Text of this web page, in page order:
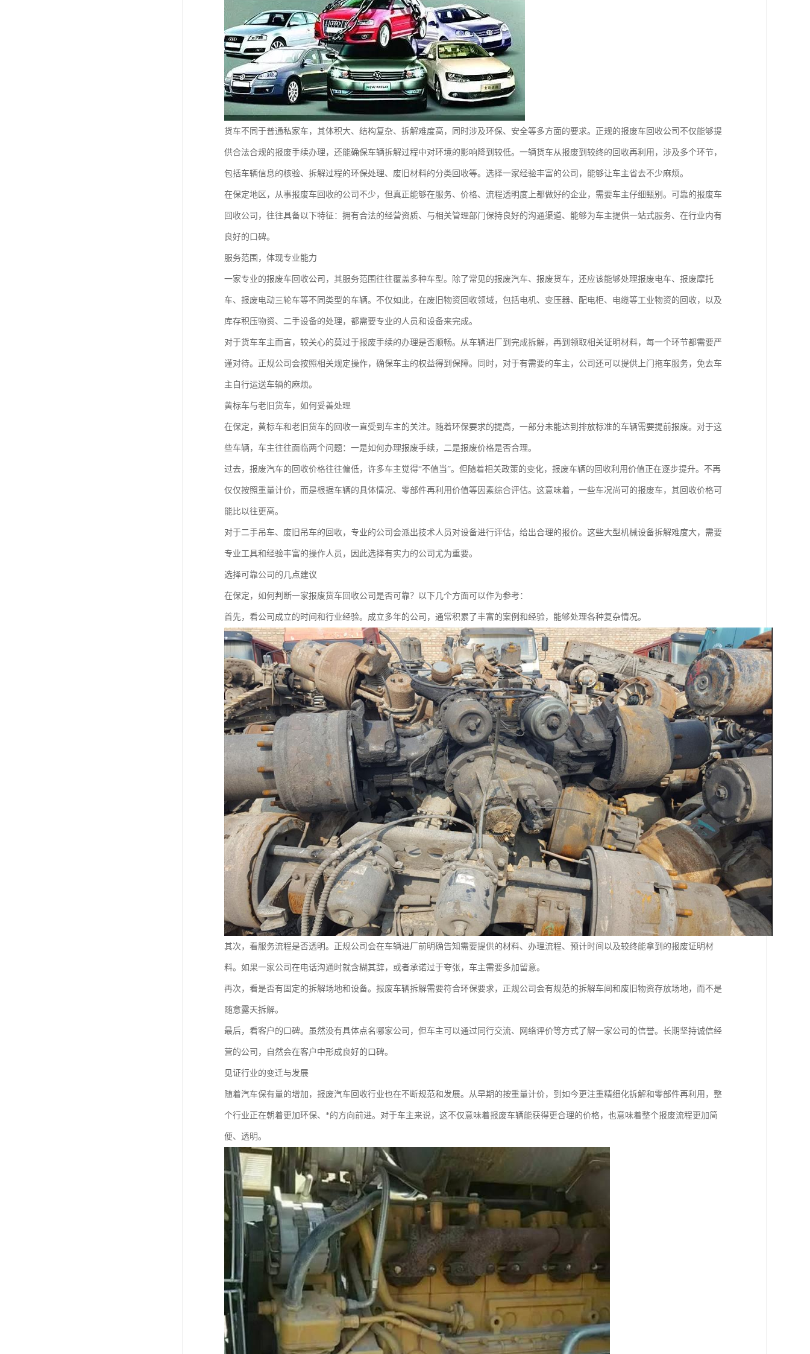
货车不同于普通私家车，其体积大、结构复杂、拆解难度高，同时涉及环保、安全等多方面的要求。正规的报废车回收公司不仅能够提
供合法合规的报废手续办理，还能确保车辆拆解过程中对环境的影响降到较低。一辆货车从报废到较终的回收再利用，涉及多个环节，
包括车辆信息的核验、拆解过程的环保处理、废旧材料的分类回收等。选择一家经验丰富的公司，能够让车主省去不少麻烦。
在保定地区，从事报废车回收的公司不少，但真正能够在服务、价格、流程透明度上都做好的企业，需要车主仔细甄别。可靠的报废车
回收公司，往往具备以下特征：拥有合法的经营资质、与相关管理部门保持良好的沟通渠道、能够为车主提供一站式服务、在行业内有
良好的口碑。
服务范围，体现专业能力
一家专业的报废车回收公司，其服务范围往往覆盖多种车型。除了常见的报废汽车、报废货车，还应该能够处理报废电车、报废摩托
车、报废电动三轮车等不同类型的车辆。不仅如此，在废旧物资回收领域，包括电机、变压器、配电柜、电缆等工业物资的回收，以及
库存积压物资、二手设备的处理，都需要专业的人员和设备来完成。
对于货车车主而言，较关心的莫过于报废手续的办理是否顺畅。从车辆进厂到完成拆解，再到领取相关证明材料，每一个环节都需要严
谨对待。正规公司会按照相关规定操作，确保车主的权益得到保障。同时，对于有需要的车主，公司还可以提供上门拖车服务，免去车
主自行运送车辆的麻烦。
黄标车与老旧货车，如何妥善处理
在保定，黄标车和老旧货车的回收一直受到车主的关注。随着环保要求的提高，一部分未能达到排放标准的车辆需要提前报废。对于这
些车辆，车主往往面临两个问题：一是如何办理报废手续，二是报废价格是否合理。
过去，报废汽车的回收价格往往偏低，许多车主觉得“不值当”。但随着相关政策的变化，报废车辆的回收利用价值正在逐步提升。不再
仅仅按照重量计价，而是根据车辆的具体情况、零部件再利用价值等因素综合评估。这意味着，一些车况尚可的报废车，其回收价格可
能比以往更高。
对于二手吊车、废旧吊车的回收，专业的公司会派出技术人员对设备进行评估，给出合理的报价。这些大型机械设备拆解难度大，需要
专业工具和经验丰富的操作人员，因此选择有实力的公司尤为重要。
选择可靠公司的几点建议
在保定，如何判断一家报废货车回收公司是否可靠？以下几个方面可以作为参考：
首先，看公司成立的时间和行业经验。成立多年的公司，通常积累了丰富的案例和经验，能够处理各种复杂情况。
其次，看服务流程是否透明。正规公司会在车辆进厂前明确告知需要提供的材料、办理流程、预计时间以及较终能拿到的报废证明材
料。如果一家公司在电话沟通时就含糊其辞，或者承诺过于夸张，车主需要多加留意。
再次，看是否有固定的拆解场地和设备。报废车辆拆解需要符合环保要求，正规公司会有规范的拆解车间和废旧物资存放场地，而不是
随意露天拆解。
最后，看客户的口碑。虽然没有具体点名哪家公司，但车主可以通过同行交流、网络评价等方式了解一家公司的信誉。长期坚持诚信经
营的公司，自然会在客户中形成良好的口碑。
见证行业的变迁与发展
随着汽车保有量的增加，报废汽车回收行业也在不断规范和发展。从早期的按重量计价，到如今更注重精细化拆解和零部件再利用，整
个行业正在朝着更加环保、*的方向前进。对于车主来说，这不仅意味着报废车辆能获得更合理的价格，也意味着整个报废流程更加简
便、透明。